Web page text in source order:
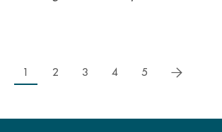
1 2 3 4 5 successivo